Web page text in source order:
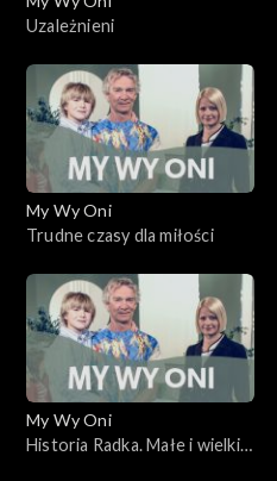
Uzależnieni
My Wy Oni
Trudne czasy dla miłości
My Wy Oni
Historia Radka. Małe i wielkie